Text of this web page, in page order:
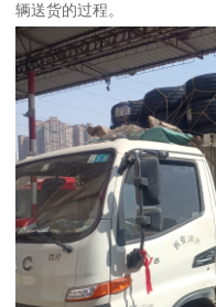
辆送货的过程。